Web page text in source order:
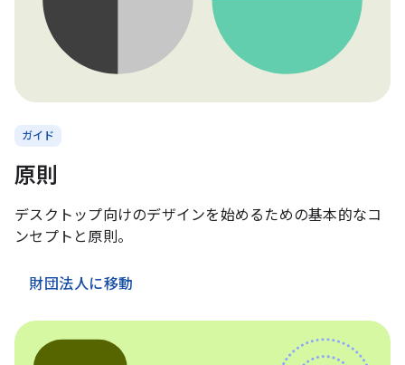
ガイド
原則
デスクトップ向けのデザインを始めるための基本的なコ
ンセプトと原則。
財団法人に移動